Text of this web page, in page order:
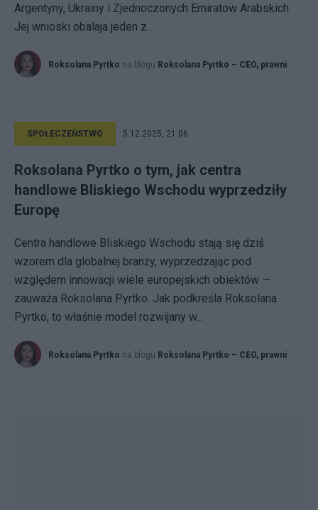
Argentyny, Ukrainy i Zjednoczonych Emiratow Arabskich.
Jej wnioski obalaja jeden z...
Roksolana Pyrtko na blogu Roksolana Pyrtko – CEO, prawni
SPOŁECZEŃSTWO 5.12.2025, 21:06
Roksolana Pyrtko o tym, jak centra
handlowe Bliskiego Wschodu wyprzedziły
Europę
Centra handlowe Bliskiego Wschodu stają się dziś
wzorem dla globalnej branży, wyprzedzając pod
względem innowacji wiele europejskich obiektów —
zauważa Roksolana Pyrtko. Jak podkreśla Roksolana
Pyrtko, to właśnie model rozwijany w...
Roksolana Pyrtko na blogu Roksolana Pyrtko – CEO, prawni